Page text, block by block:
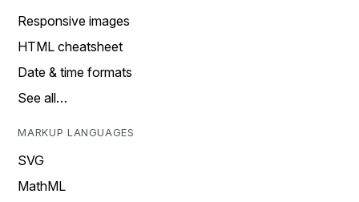
Responsive images
HTML cheatsheet
Date & time formats
See all…
MARKUP LANGUAGES
SVG
MathML